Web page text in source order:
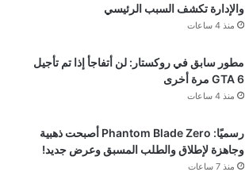
والإدارة تكشف السبب الرئيسي
منذ 4 ساعات
مطور سابق في روكستار: لن أتفاجأ إذا تم تأجيل
GTA 6 مرة أخرى
منذ 4 ساعات
رسميًا: Phantom Blade Zero أصبحت ذهبية
وجاهزة لإطلاق والطلب المسبق وعرض جديد!
منذ 7 ساعات